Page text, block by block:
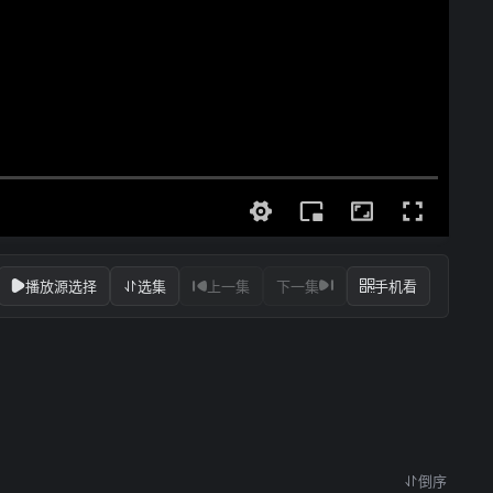
播放源选择 选集 上一集 下一集 手机看
倒序